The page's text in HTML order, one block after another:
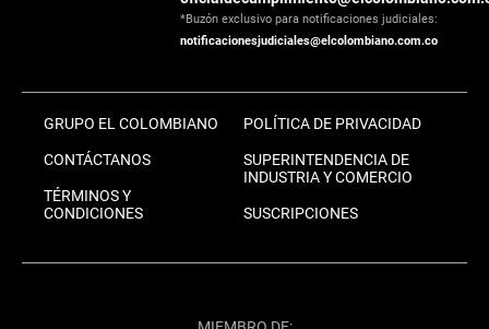
*Buzón exclusivo para notificaciones judiciales:
notificacionesjudiciales@elcolombiano.com.co
GRUPO EL COLOMBIANO
CONTÁCTANOS
TÉRMINOS Y
CONDICIONES
POLÍTICA DE PRIVACIDAD
SUPERINTENDENCIA DE
INDUSTRIA Y COMERCIO
SUSCRIPCIONES